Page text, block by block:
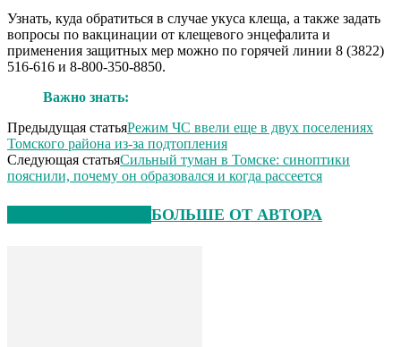
Узнать, куда обратиться в случае укуса клеща, а также задать
вопросы по вакцинации от клещевого энцефалита и
применения защитных мер можно по горячей линии 8 (3822)
516-616 и 8-800-350-8850.
Важно знать:
Предыдущая статьяРежим ЧС ввели еще в двух поселениях
Томского района из-за подтопления
Следующая статьяСильный туман в Томске: синоптики
пояснили, почему он образовался и когда рассеется
БОЛЬШЕ ОТ АВТОРА